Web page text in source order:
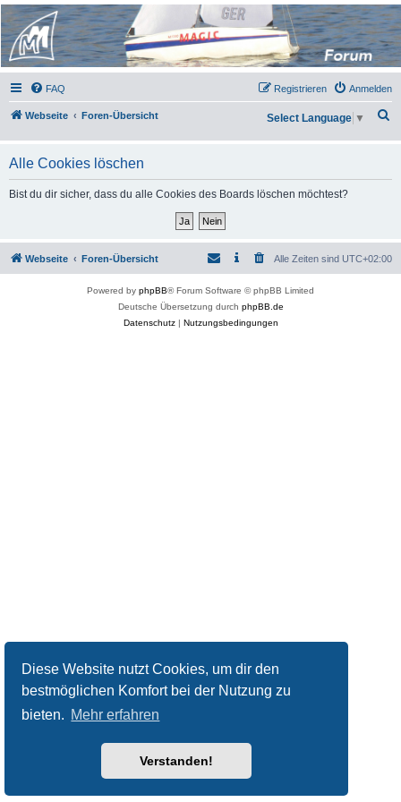
Diese Website nutzt Cookies, um dir den
bestmöglichen Komfort bei der Nutzung zu
bieten. Mehr erfahren
Verstanden!
Micro Magic Forum
Deutschland
FAQ Anmelden
Registrieren
Webseite Foren-Übersicht
h
Select Language ▼
Alle Cookies löschen
Bist du dir sicher, dass du alle Cookies des Boards löschen möchtest?
Webseite Foren-Übersicht Alle Zeiten sind UTC+02:00
Powered by phpBB® Forum Software © phpBB Limited
Deutsche Übersetzung durch phpBB.de
Datenschutz| Nutzungsbedingungen